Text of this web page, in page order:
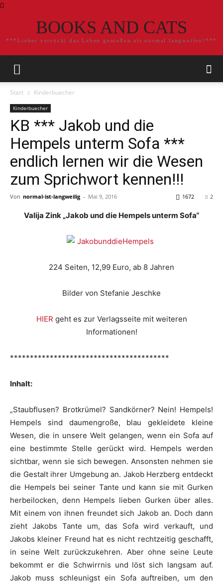
BOOKS AND CATS
***Lieber verrückt das Leben genießen als normal langweilen!***
Start Kinderbuecher
Kinderbuecher
KB *** Jakob und die
Hempels unterm Sofa ***
endlich lernen wir die Wesen
zum Sprichwort kennen!!!
Von normal-ist-langweilig - Mai 9, 2016 2
1672
Valija Zink „Jakob und die Hempels unterm Sofa“
224 Seiten, 12,99 Euro, ab 8 Jahren
Bilder von Stefanie Jeschke
HIER geht es zur Verlagsseite mit weiteren
Informationen!
****************************************
Inhalt:
„Staubflusen? Brotkrümel? Sandkörner? Nein! Hempels!
Hempels sind daumengroße, blau gekleidete kleine
Wesen, die in unsere Welt gelangen, wenn ein Sofa auf
eine bestimmte Stelle gerückt wird. Hempels werden
sichtbar, wenn sie sich bewegen. Ansonsten nehmen sie
die Gestalt ihrer Umgebung an. Jakob Herzberg entdeckt
die Hempels bei seiner Tante und kann sie mit Gurken
herbeilocken, denn Hempels lieben Gurken über alles.
Mit einem von ihnen freundet sich Jakob an. Doch dann
zieht Jakobs Tante um, das Sofa wird verkauft, und
Jakobs kleiner Freund hat es nicht rechtzeitig geschafft,
in seine Welt zurückzukehren. Aber ohne seine Leute
bekommt er die Schwirrnis und löst sich langsam auf.
Jakob muss schleunigst ein Sofa auftreiben, um den